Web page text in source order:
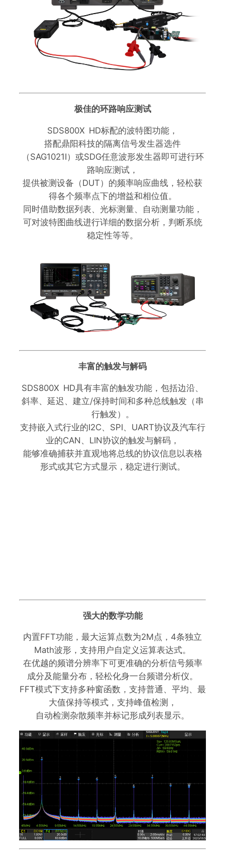
极佳的环路响应测试
SDS800X HD标配的波特图功能，
搭配鼎阳科技的隔离信号发生器选件
（SAG1021I）或SDG任意波形发生器即可进行环
路响应测试，
提供被测设备（DUT）的频率响应曲线，轻松获
得各个频率点下的增益和相位值。
同时借助数据列表、光标测量、自动测量功能，
可对波特图曲线进行详细的数据分析，判断系统
稳定性等等。
丰富的触发与解码
SDS800X HD具有丰富的触发功能，包括边沿、
斜率、延迟、建立/保持时间和多种总线触发（串
行触发）。
支持嵌入式行业的I2C、SPI、UART协议及汽车行
业的CAN、LIN协议的触发与解码，
能够准确捕获并直观地将总线的协议信息以表格
形式或其它方式显示，稳定进行测试。
强大的数学功能
内置FFT功能，最大运算点数为2M点，4条独立
Math波形，支持用户自定义运算表达式。
在优越的频谱分辨率下可更准确的分析信号频率
成分及能量分布，轻松化身一台频谱分析仪。
FFT模式下支持多种窗函数，支持普通、平均、最
大值保持等模式，支持峰值检测，
自动检测杂散频率并标记形成列表显示。